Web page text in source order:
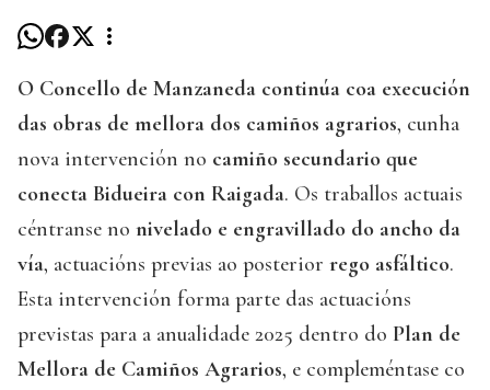
O Concello de Manzaneda continúa coa execución
das obras de mellora dos camiños agrarios, cunha
nova intervención no camiño secundario que
conecta Bidueira con Raigada. Os traballos actuais
céntranse no nivelado e engravillado do ancho da
vía, actuacións previas ao posterior rego asfáltico.
Esta intervención forma parte das actuacións
previstas para a anualidade 2025 dentro do Plan de
Mellora de Camiños Agrarios, e compleméntase co